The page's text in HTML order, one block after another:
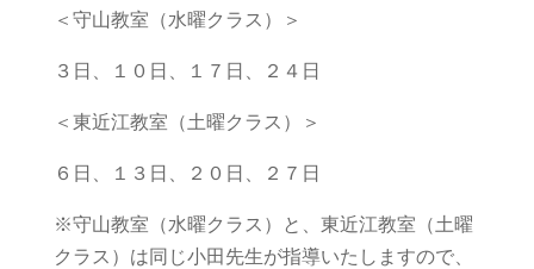
＜守山教室（水曜クラス）＞
３日、１０日、１７日、２４日
＜東近江教室（土曜クラス）＞
６日、１３日、２０日、２７日
※守山教室（水曜クラス）と、東近江教室（土曜
クラス）は同じ小田先生が指導いたしますので、